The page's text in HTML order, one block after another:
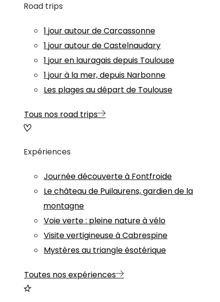
Road trips
1 jour autour de Carcassonne
1 jour autour de Castelnaudary
1 jour en lauragais depuis Toulouse
1 jour à la mer, depuis Narbonne
Les plages au départ de Toulouse
Tous nos road trips
Expériences
Journée découverte à Fontfroide
Le château de Puilaurens, gardien de la
montagne
Voie verte : pleine nature à vélo
Visite vertigineuse à Cabrespine
Mystères au triangle ésotérique
Toutes nos expériences